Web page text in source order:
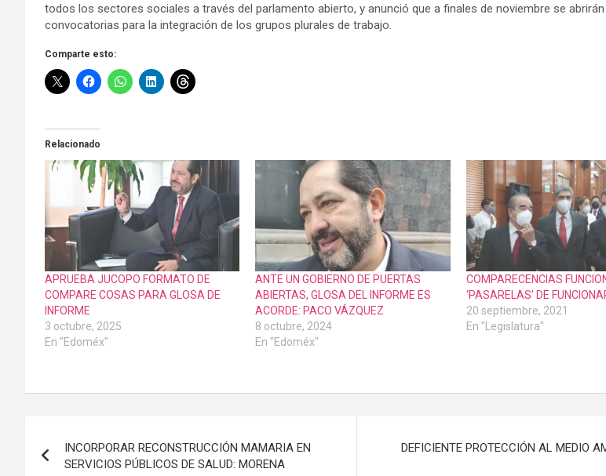
todos los sectores sociales a través del parlamento abierto, y anunció que a finales de noviembre se
convocatorias para la integración de los grupos plurales de trabajo.
Comparte esto:
Relacionado
APRUEBA JUCOPO FORMATO DE
COMPARE COSAS PARA GLOSA DE
INFORME
3 octubre, 2025
En "Edoméx"
ANTE UN GOBIERNO DE PUERTAS
ABIERTAS, GLOSA DEL INFORME ES
ACORDE: PACO VÁZQUEZ
8 octubre, 2024
En "Edoméx"
COMPARECENCIAS
‘PASARELAS’ DE
20 septiembre, 2021
En "Legislatura"
de
INCORPORAR RECONSTRUCCIÓN MAMARIA EN
SERVICIOS PÚBLICOS DE SALUD: MORENA
DEFICIENTE PROTECCIÓN AL MEDIO